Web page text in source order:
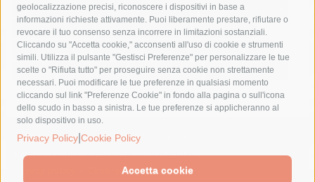
geolocalizzazione precisi, riconoscere i dispositivi in base a
informazioni richieste attivamente. Puoi liberamente prestare, rifiutare o
revocare il tuo consenso senza incorrere in limitazioni sostanziali.
Cliccando su "Accetta cookie," acconsenti all'uso di cookie e strumenti
simili. Utilizza il pulsante "Gestisci Preferenze" per personalizzare le tue
scelte o "Rifiuta tutto" per proseguire senza cookie non strettamente
necessari. Puoi modificare le tue preferenze in qualsiasi momento
cliccando sul link "Preferenze Cookie" in fondo alla pagina o sull'icona
dello scudo in basso a sinistra. Le tue preferenze si applicheranno al
solo dispositivo in uso.
Privacy Policy Cookie Policy
Accetta cookie
penisola sorrentina
piano di sorrento
polizia municipale
protezione civile
Regione Campania
sant'agnello
sindaco cuomo
sorrento studenti temporali
treni
turismo
Vico Equense villa fiorentino vincenzo de luca
© 2015 SorrentoPress. All rights reserved.
Il giornale online della Penisola Sorrentina
Cookie Policy